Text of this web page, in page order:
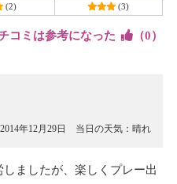
(2) (3)
コミは参考になった （0）
年12月29日 当日の天気： 晴れ
ましたが、楽しくプレー出